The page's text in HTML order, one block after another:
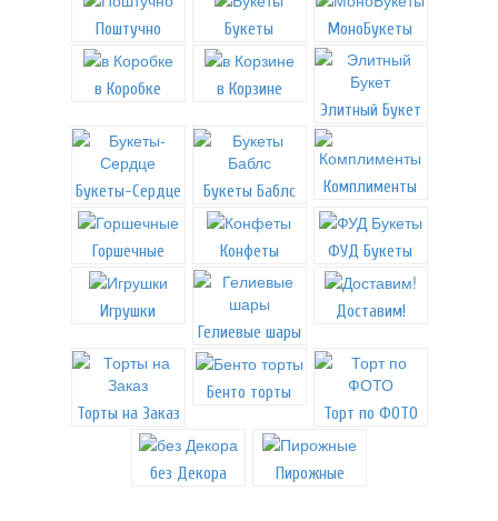
Поштучно Букеты МоноБукеты
в Коробке
в Корзине
Элитный Букет
Букеты-Сердце Букеты Баблс Комплименты
Горшечные Конфеты ФУД Букеты
Игрушки
Гелиевые шары
Доставим!
Торты на Заказ
Бенто торты
Торт по ФОТО
без Декора Пирожные